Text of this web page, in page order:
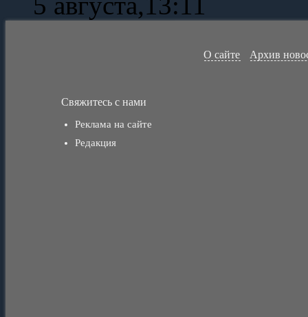
О сайте Архив
Свяжитесь с нами
Реклама на сайте
Редакция